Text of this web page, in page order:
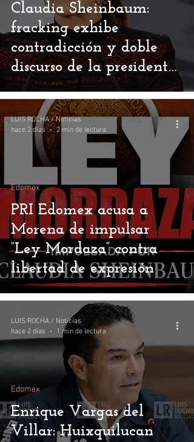
Claudia Sheinbaum:
fracking exhibe
contradicción y doble
discurso de la presidenta
de México
PRI Edomex acusa a
Morena de impulsar
“Ley Mordaza” contra
libertad de expresión
Edomex
LUIS ROCHA / Noticias
hace 2 días
2 min de lectura
Enrique Vargas del
Villar: Huixquilucan
Edomex
LUIS ROCHA / Noticias
hace 2 días
1 min de lectura